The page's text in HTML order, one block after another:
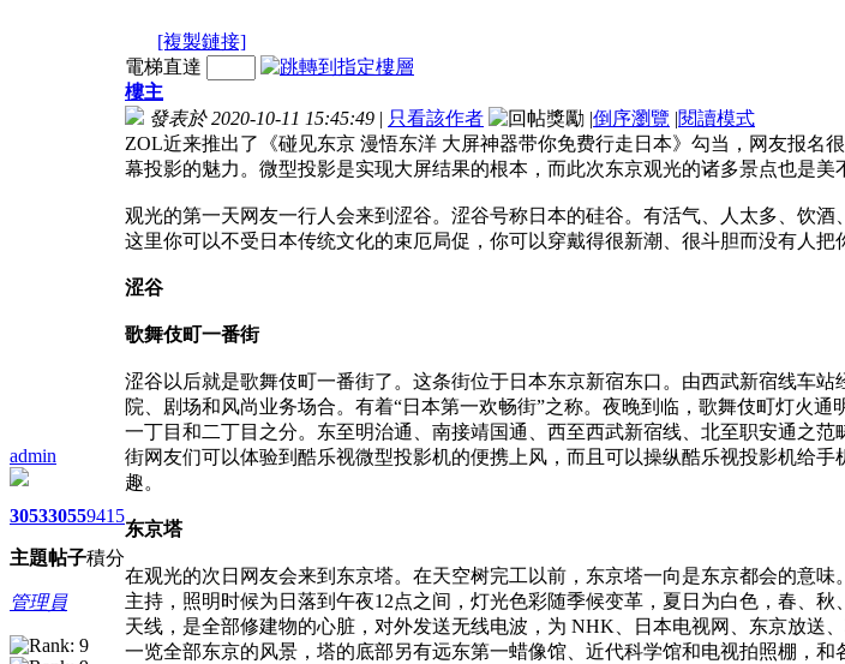
[複製鏈接]
admin
3053
主題
3055
帖子
9415
積分
管理員
電梯直達
樓主
發表於 2020-10-11 15:45:49 | 只看該作者 |倒序瀏覽 |閱讀模式
ZOL近来推出了《碰见东京 漫悟东洋 大屏神器带你免费行走日本》勾当，网友报
幕投影的魅力。微型投影是实现大屏结果的根本，而此次东京观光的诸多景点也是美
观光的第一天网友一行人会来到涩谷。涩谷号称日本的硅谷。有活气、人太多、饮
这里你可以不受日本传统文化的束厄局促，你可以穿戴得很新潮、很斗胆而没有人
涩谷
歌舞伎町一番街
涩谷以后就是歌舞伎町一番街了。这条街位于日本东京新宿东口。由西武新宿线车
院、剧场和风尚业务场合。有着“日本第一欢畅街”之称。夜晚到临，歌舞伎町灯火
一丁目和二丁目之分。东至明治通、南接靖国通、西至西武新宿线、北至职安通之
街网友们可以体验到酷乐视微型投影机的便携上风，而且可以操纵酷乐视投影机给
趣。
东京塔
在观光的次日网友会来到东京塔。在天空树完工以前，东京塔一向是东京都会的意
主持，照明时候为日落到午夜12点之间，灯光色彩随季候变革，夏日为白色，春、
天线，是全部修建物的心脏，对外发送无线电波，为 NHK、日本电视网、东京放
一览全部东京的风景，塔的底部另有远东第一蜡像馆、近代科学馆和电视拍照棚，